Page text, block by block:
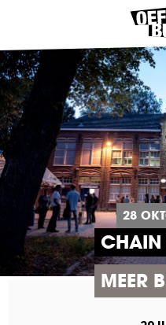
28
CHAIN
MEER